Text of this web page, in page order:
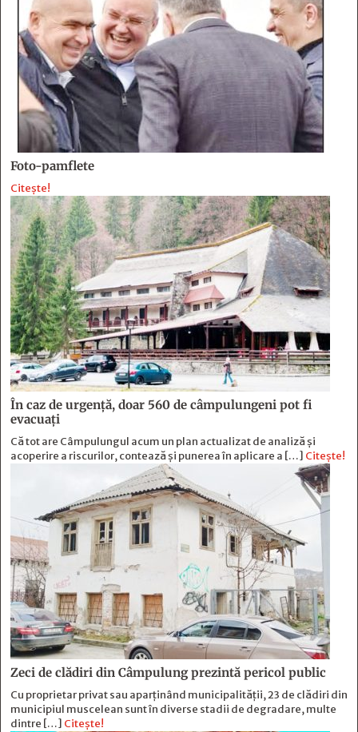
Foto-pamflete
Citește!
În caz de urgență, doar 560 de câmpulungeni pot fi
evacuați
Că tot are Câmpulungul acum un plan actualizat de analiză și
acoperire a riscurilor, contează și punerea în aplicare a […] Citește!
Zeci de clădiri din Câmpulung prezintă pericol public
Cu proprietar privat sau aparținând municipalității, 23 de clădiri din
municipiul muscelean sunt în diverse stadii de degradare, multe
dintre […] Citește!